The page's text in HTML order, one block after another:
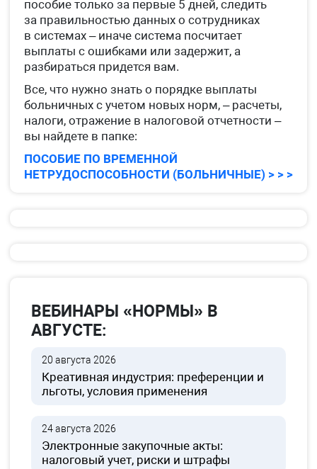
пособие только за первые 5 дней, следить
за правильностью данных о сотрудниках
в системах – иначе система посчитает
выплаты с ошибками или задержит, а
разбираться придется вам.
Все, что нужно знать о порядке выплаты
больничных с учетом новых норм, – расчеты,
налоги, отражение в налоговой отчетности –
вы найдете в папке:
ПОСОБИЕ ПО ВРЕМЕННОЙ
НЕТРУДОСПОСОБНОСТИ (БОЛЬНИЧНЫЕ) > > >
ВЕБИНАРЫ «НОРМЫ» В
АВГУСТЕ:
20 августа 2026
Креативная индустрия: преференции и
льготы, условия применения
24 августа 2026
Электронные закупочные акты:
налоговый учет, риски и штрафы